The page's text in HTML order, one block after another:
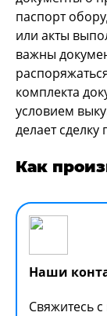
паспорт
или акты
важны
комплекта
условием
делает
Как
Наши
Свяжитесь